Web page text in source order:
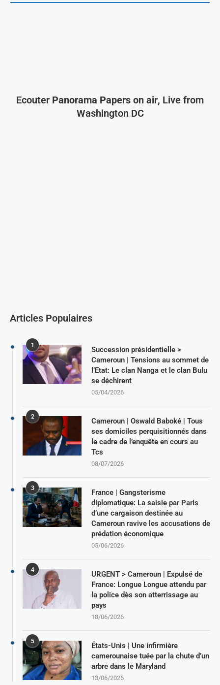
Ecouter Panorama Papers on air, Live from
Washington DC
Articles Populaires
1
Succession présidentielle >
Cameroun | Tensions au sommet de
l’Etat: Le clan Nanga et le clan Bulu
se déchirent
05/04/2026
2
Cameroun | Oswald Baboké | Tous
ses domiciles perquisitionnés dans
le cadre de l’enquête en cours au
Tcs
08/07/2026
3
France | Gangsterisme
diplomatique: La saisie par Paris
d’une cargaison destinée au
Cameroun ravive les accusations de
prédation économique
05/06/2026
4
URGENT > Cameroun | Expulsé de
France: Longue Longue attendu par
la police dès son atterrissage au
pays
18/06/2026
5
États-Unis | Une infirmière
camerounaise tuée par la chute d’un
arbre dans le Maryland
13/06/2026